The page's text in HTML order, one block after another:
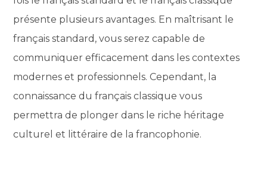
présente plusieurs avantages. En maîtrisant le
français standard, vous serez capable de
communiquer efficacement dans les contextes
modernes et professionnels. Cependant, la
connaissance du français classique vous
permettra de plonger dans le riche héritage
culturel et littéraire de la francophonie.